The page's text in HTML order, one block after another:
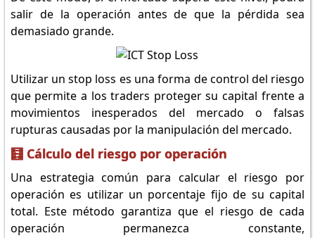
salir de la operación antes de que la pérdida sea
demasiado grande.
Utilizar un stop loss es una forma de control del riesgo
que permite a los traders proteger su capital frente a
movimientos inesperados del mercado o falsas
rupturas causadas por la manipulación del mercado.
🧮 Cálculo del riesgo por operación
Una estrategia común para calcular el riesgo por
operación es utilizar un porcentaje fijo de su capital
total. Este método garantiza que el riesgo de cada
operación permanezca constante,